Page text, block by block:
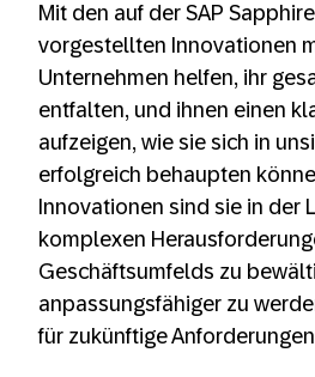
Mit den auf der SAP
vorgestellten Innovationen
Unternehmen helfen, ihr
entfalten, und ihnen einen
aufzeigen, wie sie sich in
erfolgreich behaupten
Innovationen sind sie in der
komplexen
Geschäftsumfelds zu
anpassungsfähiger zu
für zukünftige